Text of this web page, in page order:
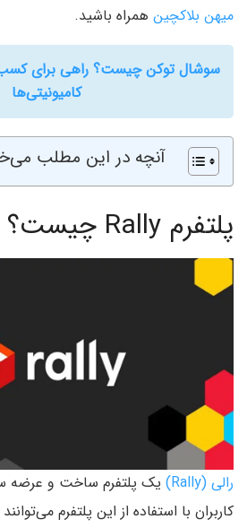
میهن بلاکچین همراه باشید.
سوشال توکن چیست؟ راهی برای کسب
کامیونیتی‌ها
آنچه در این مطلب
پلتفرم Rally چیست؟
رالی (Rally)
یک پلتفرم ساخت و عرضه
کاربران با استفاده از این پلتفرم